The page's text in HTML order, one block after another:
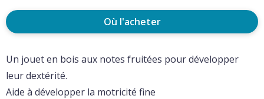
Où l'acheter
Un jouet en bois aux notes fruitées pour développer
leur dextérité.
Aide à développer la motricité fine